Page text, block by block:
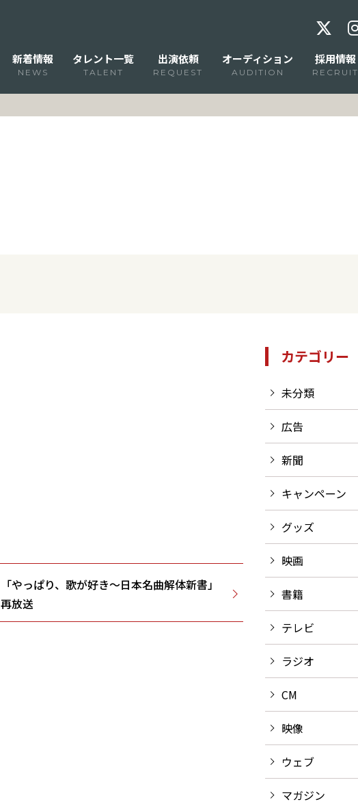
新着情報
NEWS
タレント一覧
TALENT
出演依頼
REQUEST
オーディション
AUDITION
採用情報
RECRUIT
「やっぱり、歌が好き～日本名曲解体新書」
再放送
カテゴリー
未分類
広告
新聞
キャンペーン
グッズ
映画
書籍
テレビ
ラジオ
CM
映像
ウェブ
マガジン